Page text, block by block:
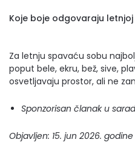
Koje boje odgovaraju
Za letnju spavaću sobu
poput bele, ekru, bež, sive,
osvetljavaju prostor, ali ne
Sponzorisan članak u
Objavljen: 15. jun 2026. godine